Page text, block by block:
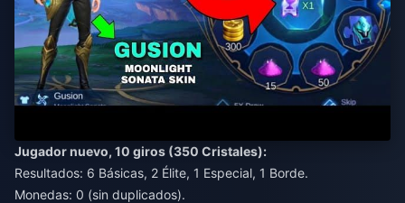
Jugador nuevo, 10 giros (350 Cristales):
Resultados: 6 Básicas, 2 Élite, 1 Especial, 1 Borde.
Monedas: 0 (sin duplicados).